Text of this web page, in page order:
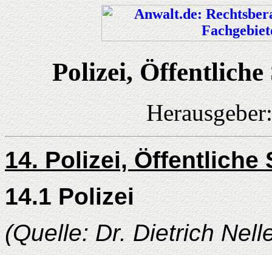
Polizei,
14. Polizei, Öffentliche
14.1 Polizei
(Quelle: Dr. Dietrich